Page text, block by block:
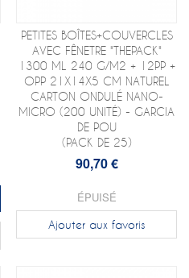
PETITES BOÎTES+COUVERCLES
AVEC FÊNETRE "THEPACK"
1300 ML 240 G/M2 + 12PP +
OPP 21X14X5 CM NATUREL
CARTON ONDULÉ NANO-
MICRO (200 UNITÉ) - GARCIA
DE POU
(PACK DE 25)
90,70 €
ÉPUISÉ
Ajouter aux favoris